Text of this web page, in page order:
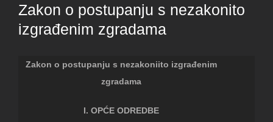
Zakon o postupanju s nezakonito
izgrađenim zgradama
Zakon o postupanju s nezakoniito izgrađenim
zgradama
I. OPĆE ODREDBE